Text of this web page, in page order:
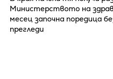
Министерството на
месец започна поредица
прегледи